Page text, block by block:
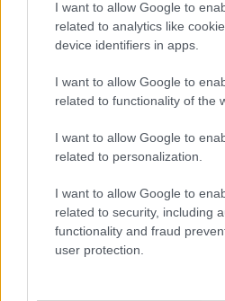
I want to allow Google to
related to analytics like
device identifiers in apps.
I want to allow Google to
related to functionality of the
I want to allow Google to
related to personalization.
I want to allow Google to
related to security, including
functionality and fraud
user protection.
Olio d’oliva al mattino:
Beatrice Bonaventura · 10 Ago 2026